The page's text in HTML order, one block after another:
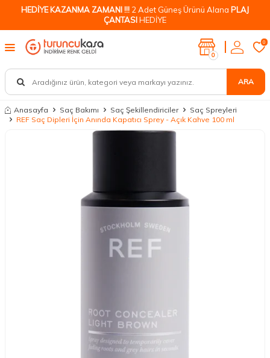
HEDİYE KAZANMA ZAMANI !!! 2 Adet Güneş Ürünü Alana PLAJ
ÇANTASIHEDİYE
ARA
0
0
Anasayfa Saç Bakımı Saç Şekillendiriciler
Saç Spreyleri
REF Saç Dipleri İçin Anında Kapatıcı Sprey - Açık Kahve 100 ml